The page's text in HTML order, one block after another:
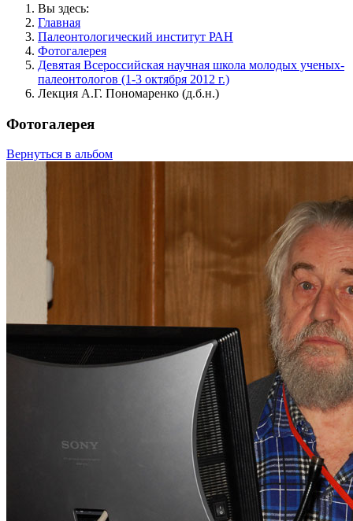
Вы здесь:
Главная
Палеонтологический институт РАН
Фотогалерея
Девятая Всероссийская научная школа молодых ученых-
палеонтологов (1-3 октября 2012 г.)
Лекция А.Г. Пономаренко (д.б.н.)
Фотогалерея
Вернуться в альбом